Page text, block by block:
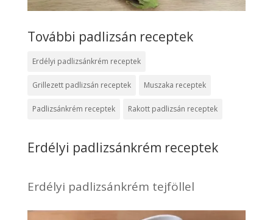
További padlizsán receptek
Erdélyi padlizsánkrém receptek
Grillezett padlizsán receptek Muszaka receptek
Padlizsánkrém receptek Rakott padlizsán receptek
Erdélyi padlizsánkrém receptek
Erdélyi padlizsánkrém tejföllel